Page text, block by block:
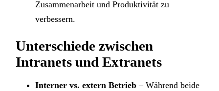
Zusammenarbeit und Produktivität zu
verbessern.
Unterschiede zwischen
Intranets und Extranets
Interner vs. extern Betrieb– Während beide